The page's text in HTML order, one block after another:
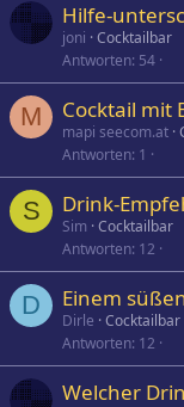
Hilfe-
joni Cocktailbar
Antworten 54
M Cocktail mit
mapi seecom.at
Antworten 1
S Drink-
Sim Cocktailbar
Antworten 12
D Einem
Dirle Cocktailbar
Antworten 12
Welcher